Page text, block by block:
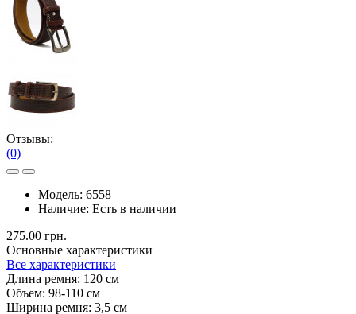
Отзывы:
(0)
Модель: 6558
Наличие: Есть в наличии
275.00 грн.
Основные характеристики
Все характеристики
Длина ремня: 120 см
Объем: 98-110 см
Ширина ремня: 3,5 см